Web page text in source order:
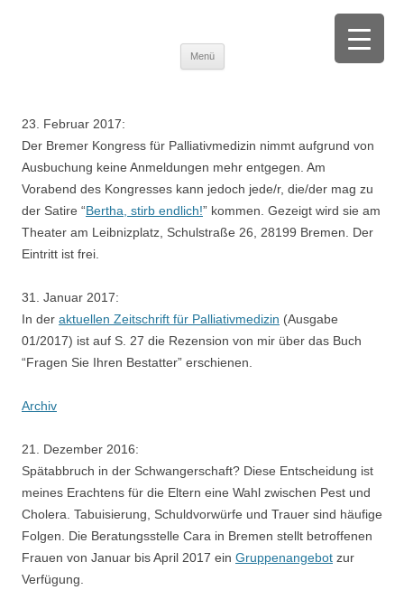
Beratung und Begleitung von trauernden Menschen |Fortbildung zu
Trauer, Palliative Care und Selbstsorge
Menü
Zum Inhalt springen
23. Februar 2017:
Der Bremer Kongress für Palliativmedizin nimmt aufgrund von
Ausbuchung keine Anmeldungen mehr entgegen. Am
Vorabend des Kongresses kann jedoch jede/r, die/der mag zu
der Satire “Bertha, stirb endlich!” kommen. Gezeigt wird sie am
Theater am Leibnizplatz, Schulstraße 26, 28199 Bremen. Der
Eintritt ist frei.
31. Januar 2017:
In der aktuellen Zeitschrift für Palliativmedizin (Ausgabe
01/2017) ist auf S. 27 die Rezension von mir über das Buch
“Fragen Sie Ihren Bestatter” erschienen.
Archiv
21. Dezember 2016:
Spätabbruch in der Schwangerschaft? Diese Entscheidung ist
meines Erachtens für die Eltern eine Wahl zwischen Pest und
Cholera. Tabuisierung, Schuldvorwürfe und Trauer sind häufige
Folgen. Die Beratungsstelle Cara in Bremen stellt betroffenen
Frauen von Januar bis April 2017 ein Gruppenangebot zur
Verfügung.